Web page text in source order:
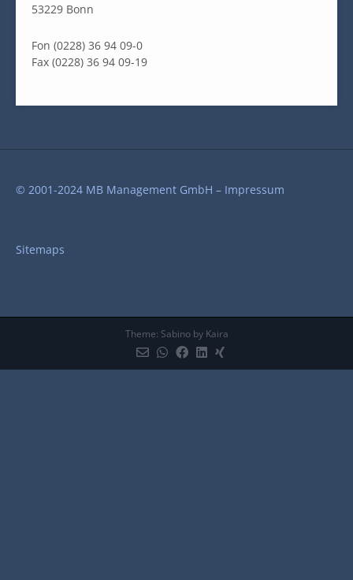
53229 Bonn
Fon (0228) 36 94 09-0
Fax (0228) 36 94 09-19
© 2001-2024 MB Management GmbH – Impressum
Sitemaps
Theme: Sabinoby Kaira